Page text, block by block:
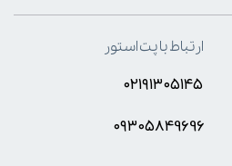
ارتباط با پت استور
۰۲۱۹۱۳۰۵۱۴۵
۰۹۳۰۵8۴9696